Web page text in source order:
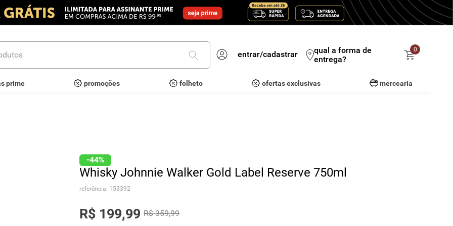
entrar/cadastrar
qual a forma de
entrega?
0
prime promoções folheto ofertas exclusivas mercearia
-44%
Whisky Johnnie Walker Gold Label Reserve 750ml
referência: 153392
R$ 199,99 R$ 359,99